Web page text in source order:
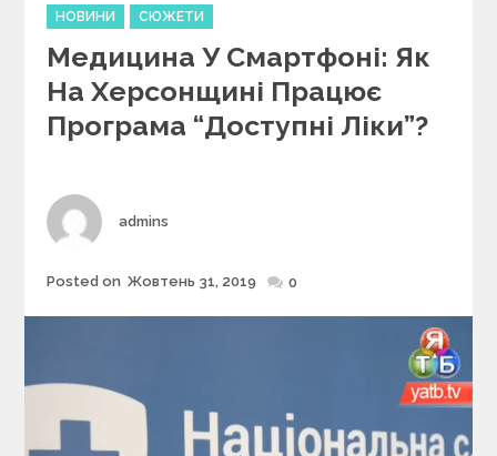
C
a
e
g
s
НОВИНИ СЮЖЕТИ
Медицина У Смартфоні: Як
На Херсонщині Працює
Програма “Доступні Ліки”?
Author
admins
Posted
Posted on Жовтень 31, 2019 0